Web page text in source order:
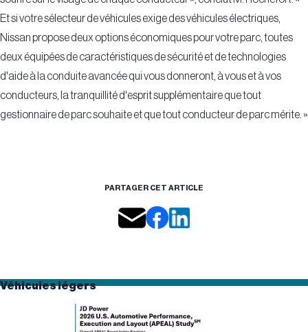
Et si votre sélecteur de véhicules exige des véhicules électriques,
Nissan propose deux options économiques pour votre parc, toutes
deux équipées de caractéristiques de sécurité et de technologies
d'aide à la conduite avancée qui vous donneront, à vous et à vos
conducteurs, la tranquillité d'esprit supplémentaire que tout
gestionnaire de parc souhaite et que tout conducteur de parc mérite. »
Véhicules légers